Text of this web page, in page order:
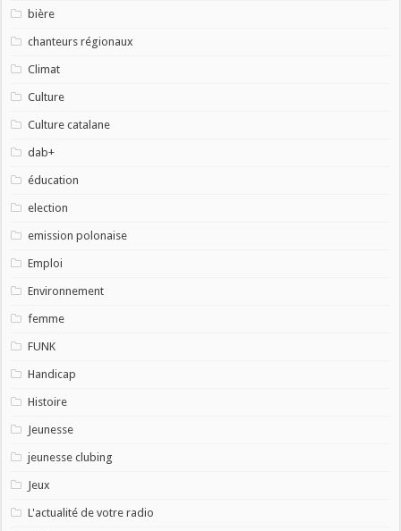
bière
chanteurs régionaux
Climat
Culture
Culture catalane
dab+
éducation
election
emission polonaise
Emploi
Environnement
femme
FUNK
Handicap
Histoire
Jeunesse
jeunesse clubing
Jeux
L'actualité de votre radio